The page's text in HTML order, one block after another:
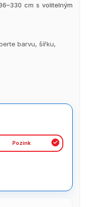
cm s volitelným
barvu, šířku,
Pozink